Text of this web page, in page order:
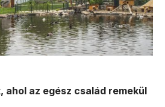
ahol az egész család remekül